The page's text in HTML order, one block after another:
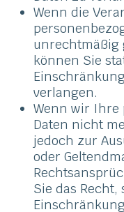
Wenn die
unrechtmäßig
können Sie
verlangen.
Wenn wir Ihre
Daten nicht
jedoch zur
oder
Sie das